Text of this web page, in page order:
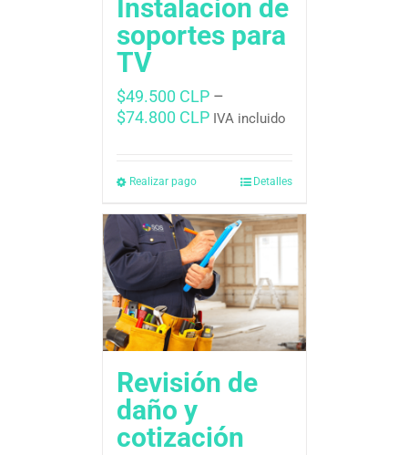
Instalacion de
soportes para
TV
$49.500 CLP–
$74.800 CLP IVA incluido
Realizar pago Detalles
Revisión de
daño y
cotización